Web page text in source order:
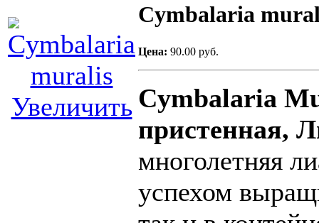
Увеличить
Cymbalaria
Цена: 90.00 руб.
Cymbalaria
пристенная,
многолетняя
успехом